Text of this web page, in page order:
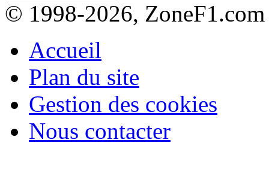
© 1998-2026, ZoneF1.com
Accueil
Plan du site
Gestion des cookies
Nous contacter